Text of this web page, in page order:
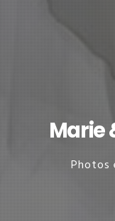
Marie
Photos